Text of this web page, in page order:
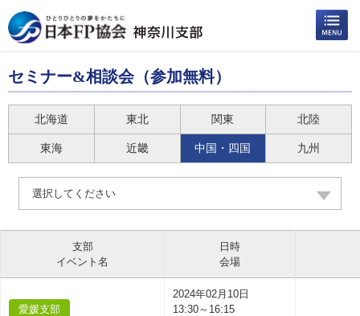
セミナー&相談会（参加無料）
北海道 東北 関東 北陸
東海 近畿 中国・四国 九州
選択してください
支部
イベント名
日時
会場
愛媛支部
2024年02月10日
13:30～16:15